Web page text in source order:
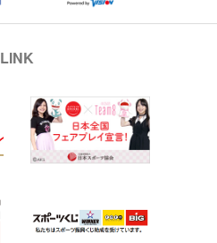
LINK